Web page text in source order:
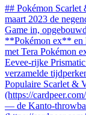
## Pokémon
maart 2023 de
Game in,
**Pokémon ex** en
met Tera Pokémon
Eevee-rijke
verzamelde
Populaire Scarlet &
(https://
— de Kanto-